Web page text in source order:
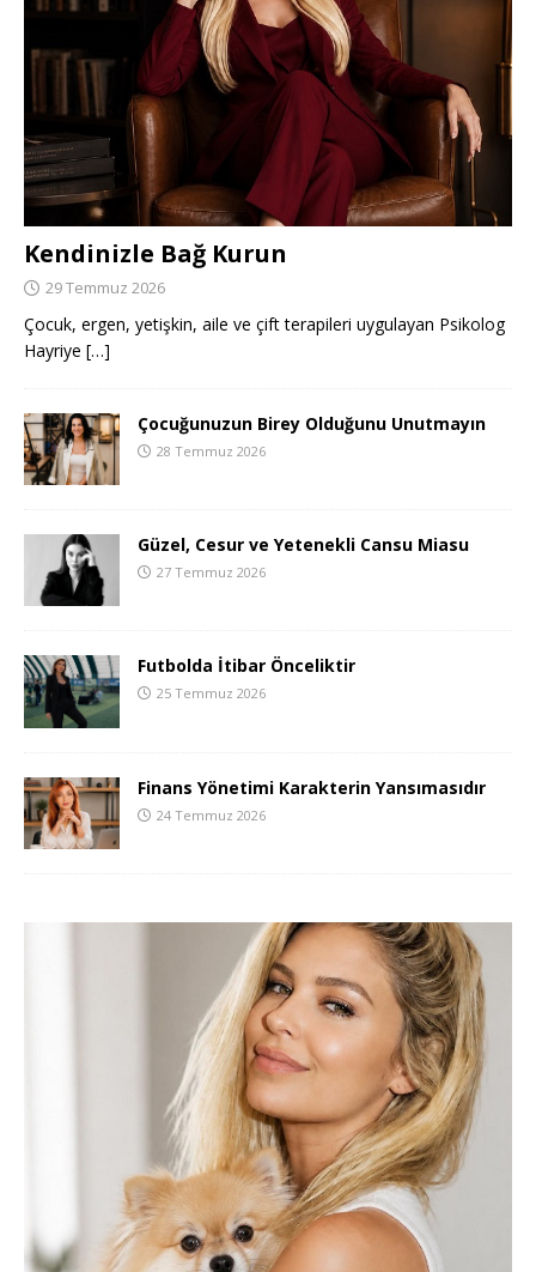
Kendinizle Bağ Kurun
29 Temmuz 2026
Çocuk, ergen, yetişkin, aile ve çift terapileri uygulayan Psikolog
Hayriye […]
Çocuğunuzun Birey Olduğunu Unutmayın
28 Temmuz 2026
Güzel, Cesur ve Yetenekli Cansu Miasu
27 Temmuz 2026
Futbolda İtibar Önceliktir
25 Temmuz 2026
Finans Yönetimi Karakterin Yansımasıdır
24 Temmuz 2026